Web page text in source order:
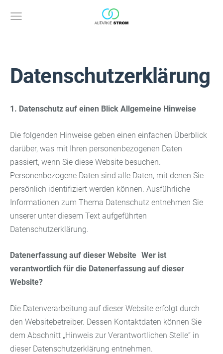
Datenschutzerklärung
1. Datenschutz auf einen Blick Allgemeine Hinweise
Die folgenden Hinweise geben einen einfachen Überblick
darüber, was mit Ihren personenbezogenen Daten
passiert, wenn Sie diese Website besuchen.
Personenbezogene Daten sind alle Daten, mit denen Sie
persönlich identifiziert werden können. Ausführliche
Informationen zum Thema Datenschutz entnehmen Sie
unserer unter diesem Text aufgeführten
Datenschutzerklärung.
Datenerfassung auf dieser Website Wer ist
verantwortlich für die Datenerfassung auf dieser
Website?
Die Datenverarbeitung auf dieser Website erfolgt durch
den Websitebetreiber. Dessen Kontaktdaten können Sie
dem Abschnitt „Hinweis zur Verantwortlichen Stelle“ in
dieser Datenschutzerklärung entnehmen.